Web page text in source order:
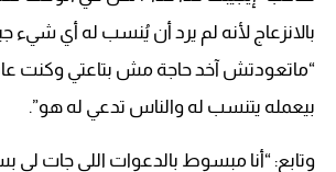
بالانزعاج لأنه لم يرد أن يُنسب له أي شيء
“ماتعودتش آخد حاجة مش بتاعتي وكنت
بيعمله يتنسب له والناس تدعي له هو”.
وتابع: “أنا مبسوط بالدعوات اللي جات لي